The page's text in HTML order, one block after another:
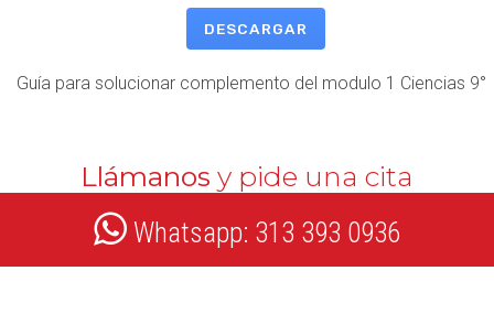
DESCARGAR
Guía para solucionar complemento del modulo 1 Ciencias 9°
Llámanos y pide una cita
Whatsapp: 313 393 0936